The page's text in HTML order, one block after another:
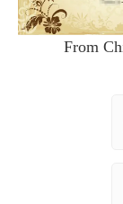
From